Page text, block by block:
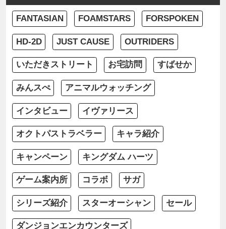
FANTASIAN FOAMSTARS FORSPOKEN
HD-2D JUST CAUSE OUTRIDERS
いただきストリート お宅訪問 すばせか
みんスぺ アニマルウォッチング
インタビュー イヴァリース
オクトパストラベラー キャラ紹介
キャンペーン キングダム ハーツ
ゲーム案内所 コラボ サガ
シリーズ紹介 スターオーシャン セール
ダンジョンエンカウンターズ